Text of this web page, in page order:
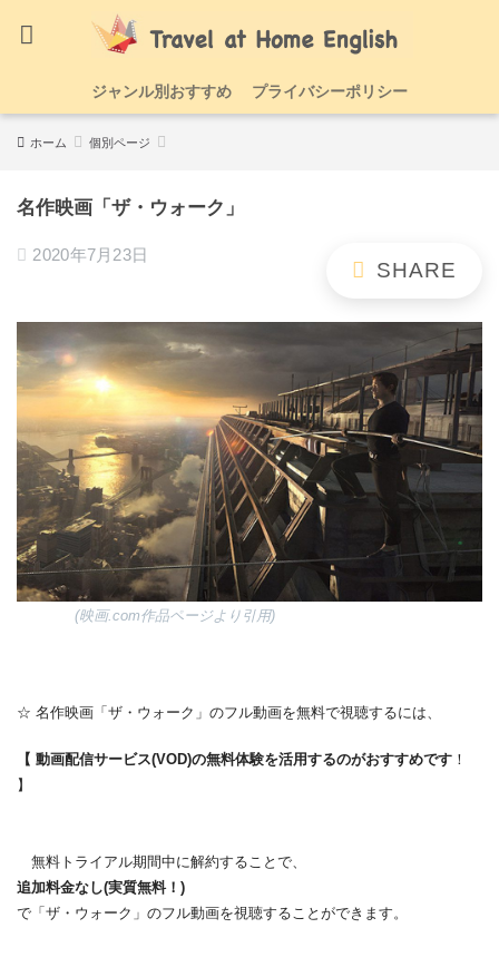
ジャンル別おすすめ プライバシーポリシー
ホーム 個別ページ
名作映画「ザ・ウォーク」
2020年7月23日
(映画.com作品ページより引用)
☆ 名作映画「ザ・ウォーク」のフル動画を無料で視聴するには、
【 動画配信サービス(VOD)の無料体験を活用するのがおすすめです ！
】
無料トライアル期間中に解約することで、
追加料金なし(実質無料！)
で「ザ・ウォーク」のフル動画を視聴することができます。